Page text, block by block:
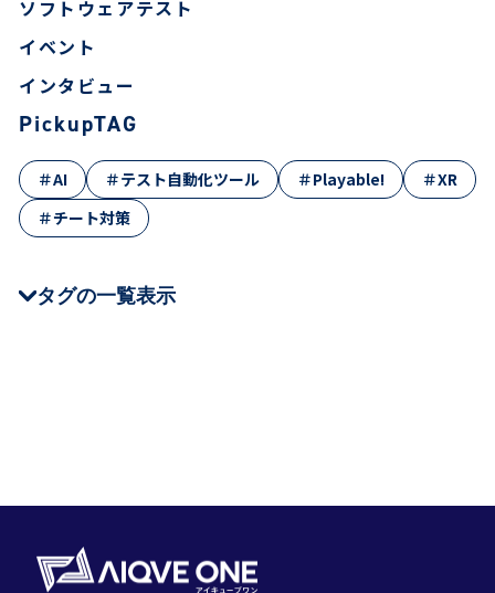
ソフトウェアテスト
イベント
インタビュー
PickupTAG
＃AI ＃テスト自動化ツール ＃Playable!
＃XR
＃チート対策
タグの一覧表示
＃チート対策